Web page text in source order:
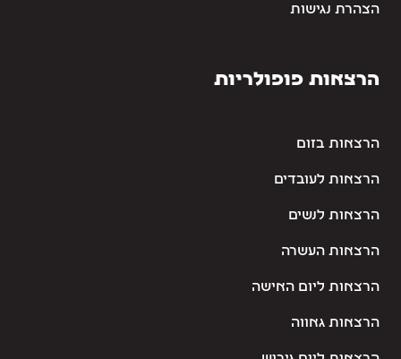
הצהרת נגישות
הרצאות פופולריות
הרצאות בזום
הרצאות לעובדים
הרצאות לנשים
הרצאות העשרה
הרצאות ליום האישה
הרצאות גאווה